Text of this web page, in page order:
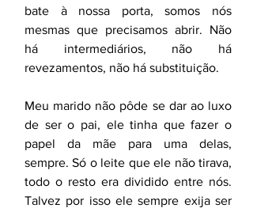
bate à nossa porta, somos nós
mesmas que precisamos abrir. Não
há intermediários, não há
revezamentos, não há substituição.
Meu marido não pôde se dar ao luxo
de ser o pai, ele tinha que fazer o
papel da mãe para uma delas,
sempre. Só o leite que ele não tirava,
todo o resto era dividido entre nós.
Talvez por isso ele sempre exija ser